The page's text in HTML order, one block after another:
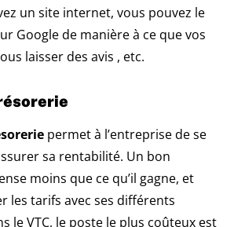
un site internet, vous pouvez le
Google de manière à ce que vos
laisser des avis , etc.
permet à l’entreprise de se
sa rentabilité. Un bon
moins que ce qu’il gagne, et
les tarifs avec ses différents
le VTC, le poste le plus coûteux est